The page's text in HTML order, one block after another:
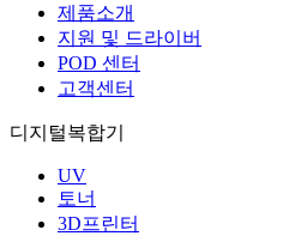
제품소개
지원 및 드라이버
POD 센터
고객센터
디지털복합기
UV
토너
3D프린터